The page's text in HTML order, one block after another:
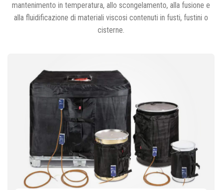
mantenimento in temperatura, allo scongelamento, alla fusione e
alla fluidificazione di materiali viscosi contenuti in fusti, fustini o
cisterne.